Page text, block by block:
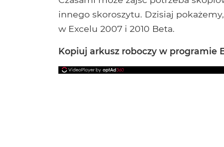
innego skoroszytu. Dzisiaj
w Excelu 2007 i 2010 Beta.
Kopiuj arkusz roboczy w programie